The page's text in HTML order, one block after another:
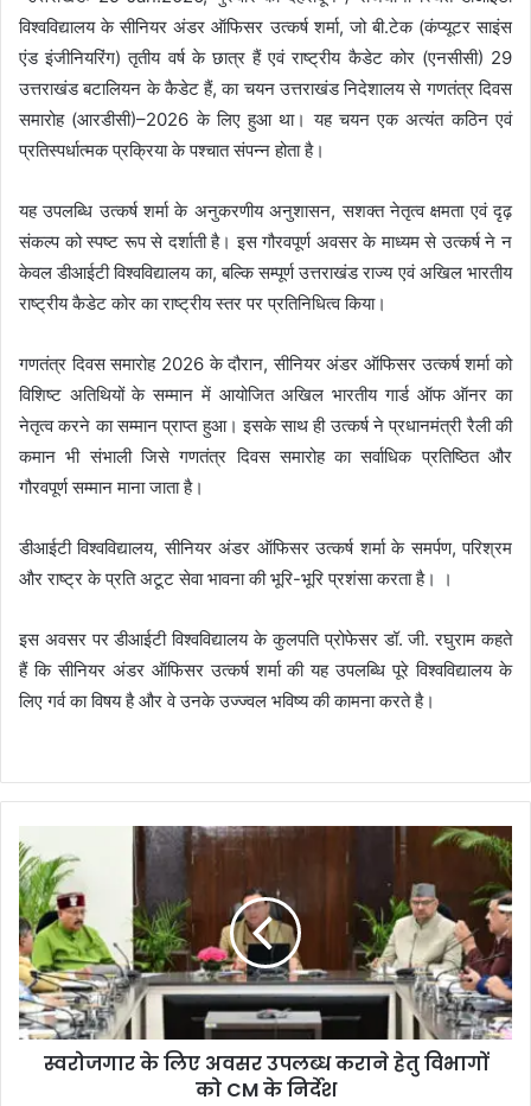
विश्वविद्यालय के सीनियर अंडर ऑफिसर उत्कर्ष शर्मा, जो बी.टेक (कंप्यूटर साइंस
एंड इंजीनियरिंग) तृतीय वर्ष के छात्र हैं एवं राष्ट्रीय कैडेट कोर (एनसीसी) 29
उत्तराखंड बटालियन के कैडेट हैं, का चयन उत्तराखंड निदेशालय से गणतंत्र दिवस
समारोह (आरडीसी)–2026 के लिए हुआ था। यह चयन एक अत्यंत कठिन एवं
प्रतिस्पर्धात्मक प्रक्रिया के पश्चात संपन्न होता है।
यह उपलब्धि उत्कर्ष शर्मा के अनुकरणीय अनुशासन, सशक्त नेतृत्व क्षमता एवं दृढ़
संकल्प को स्पष्ट रूप से दर्शाती है। इस गौरवपूर्ण अवसर के माध्यम से उत्कर्ष ने न
केवल डीआईटी विश्वविद्यालय का, बल्कि सम्पूर्ण उत्तराखंड राज्य एवं अखिल भारतीय
राष्ट्रीय कैडेट कोर का राष्ट्रीय स्तर पर प्रतिनिधित्व किया।
गणतंत्र दिवस समारोह 2026 के दौरान, सीनियर अंडर ऑफिसर उत्कर्ष शर्मा को
विशिष्ट अतिथियों के सम्मान में आयोजित अखिल भारतीय गार्ड ऑफ ऑनर का
नेतृत्व करने का सम्मान प्राप्त हुआ। इसके साथ ही उत्कर्ष ने प्रधानमंत्री रैली की
कमान भी संभाली जिसे गणतंत्र दिवस समारोह का सर्वाधिक प्रतिष्ठित और
गौरवपूर्ण सम्मान माना जाता है।
डीआईटी विश्वविद्यालय, सीनियर अंडर ऑफिसर उत्कर्ष शर्मा के समर्पण, परिश्रम
और राष्ट्र के प्रति अटूट सेवा भावना की भूरि-भूरि प्रशंसा करता है। ।
इस अवसर पर डीआईटी विश्वविद्यालय के कुलपति प्रोफेसर डॉ. जी. रघुराम कहते
हैं कि सीनियर अंडर ऑफिसर उत्कर्ष शर्मा की यह उपलब्धि पूरे विश्वविद्यालय के
लिए गर्व का विषय है और वे उनके उज्ज्वल भविष्य की कामना करते है।
स्वरोजगार के लिए अवसर उपलब्ध कराने हेतु विभागों
को CM के निर्देश